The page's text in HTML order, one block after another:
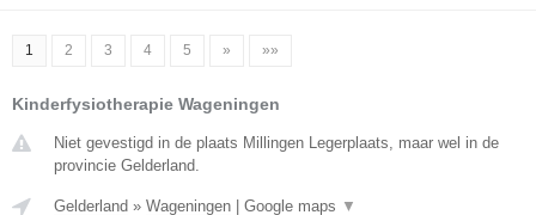
1 2 3 4 5 » »»
Kinderfysiotherapie Wageningen
Niet gevestigd in de plaats Millingen Legerplaats, maar wel in de
provincie Gelderland.
Gelderland » Wageningen Google maps ▼